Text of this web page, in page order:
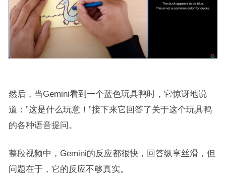
然后，当Gemini看到一个蓝色玩具鸭时，它惊讶地说
道：”这是什么玩意！”接下来它回答了关于这个玩具鸭
的各种语音提问。
整段视频中，Gemini的反应都很快，回答纵享丝滑，但
问题在于，它的反应不够真实。